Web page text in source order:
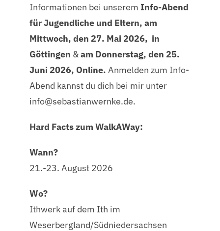
Informationen bei unserem Info-Abend
für Jugendliche und Eltern, am
Mittwoch, den 27. Mai 2026, in
Göttingen &am Donnerstag, den 25.
Juni 2026, Online. Anmelden zum Info-
Abend kannst du dich bei mir unter
ed.eknrewnaitsabes@ofni.
Hard Facts zum WalkAWay:
Wann?
21.-23. August 2026
Wo?
Ithwerk auf dem Ith im
Weserbergland/Südniedersachsen